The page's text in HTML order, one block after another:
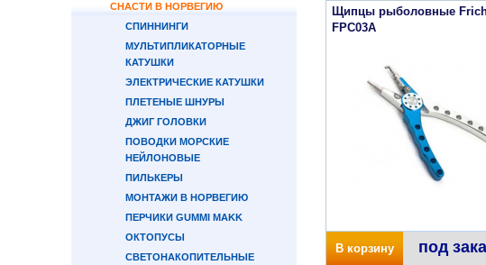
СНАСТИ В НОРВЕГИЮ
СПИННИНГИ
МУЛЬТИПЛИКАТОРНЫЕ
КАТУШКИ
ЭЛЕКТРИЧЕСКИЕ КАТУШКИ
ПЛЕТЕНЫЕ ШНУРЫ
ДЖИГ ГОЛОВКИ
ПОВОДКИ МОРСКИЕ
НЕЙЛОНОВЫЕ
ПИЛЬКЕРЫ
МОНТАЖИ В НОРВЕГИЮ
ПЕРЧИКИ GUMMI MAKK
ОКТОПУСЫ
СВЕТОНАКОПИТЕЛЬНЫЕ
Щипцы рыболовные
FPC03A
В корзину под